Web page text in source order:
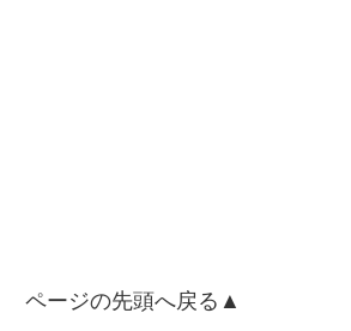
ページの先頭へ戻る▲